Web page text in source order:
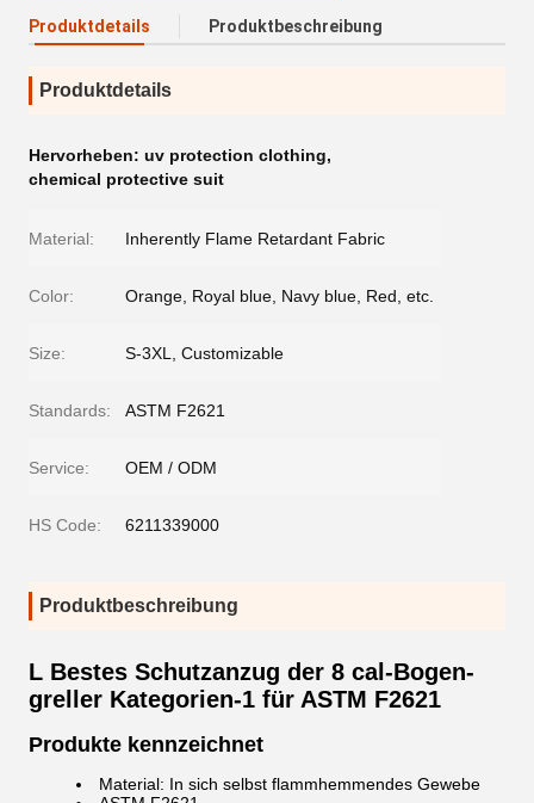
Produktdetails Produktbeschreibung
Produktdetails
Hervorheben: uv protection clothing,
chemical protective suit
Material: Inherently Flame Retardant Fabric
Color: Orange, Royal blue, Navy blue, Red, etc.
Size: S-3XL, Customizable
Standards: ASTM F2621
Service: OEM / ODM
HS Code: 6211339000
Produktbeschreibung
L Bestes Schutzanzug der 8 cal-Bogen-
greller Kategorien-1 für ASTM F2621
Produkte kennzeichnet
Material: In sich selbst flammhemmendes Gewebe